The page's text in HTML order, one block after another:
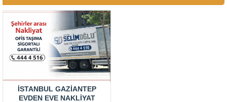
İSTANBUL GAZIANTEP
EVDEN EVE NAKLIYAT